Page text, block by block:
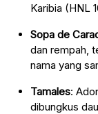
Karibia (HNL
Sopa de
dan rempah,
nama yang
Tamales:
dibungkus